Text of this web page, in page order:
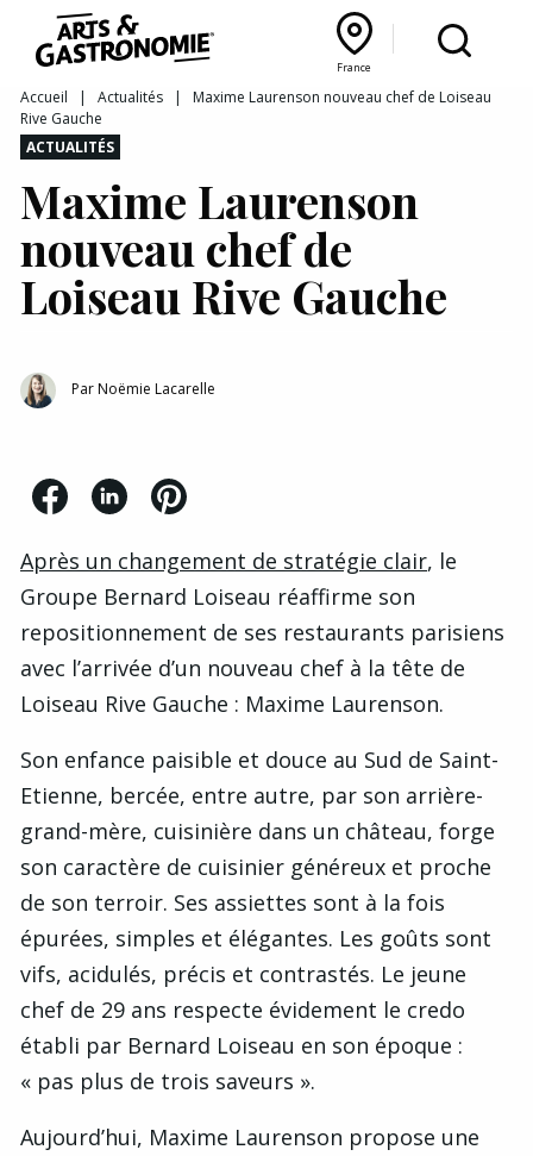
France
Recettes
Reportages
Actualités
Interviews
Bourgogne Franche‑Comté
France
Lyon Rhône‑Alpes
Accueil | Actualités | Maxime Laurenson nouveau chef de Loiseau
Rive Gauche
ACTUALITÉS
Maxime Laurenson
nouveau chef de
Loiseau Rive Gauche
ParNoëmie Lacarelle
Après un changement de stratégie clair, le
Groupe Bernard Loiseau réaffirme son
repositionnement de ses restaurants parisiens
avec l’arrivée d’un nouveau chef à la tête de
Loiseau Rive Gauche : Maxime Laurenson.
Son enfance paisible et douce au Sud de Saint-
Etienne, bercée, entre autre, par son arrière-
grand-mère, cuisinière dans un château, forge
son caractère de cuisinier généreux et proche
de son terroir. Ses assiettes sont à la fois
épurées, simples et élégantes. Les goûts sont
vifs, acidulés, précis et contrastés. Le jeune
chef de 29 ans respecte évidement le credo
établi par Bernard Loiseau en son époque :
« pas plus de trois saveurs ».
Aujourd’hui, Maxime Laurenson propose une